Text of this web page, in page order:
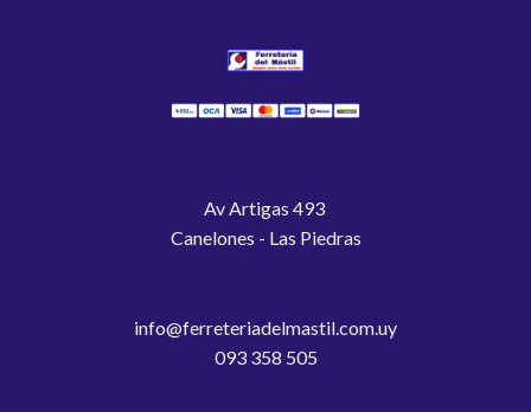
Av Artigas 493
Canelones - Las Piedras
info@ferreteriadelmastil.com.uy
093 358 505